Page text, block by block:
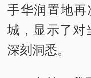
手华润置地
城，显示了对
深刻洞悉。